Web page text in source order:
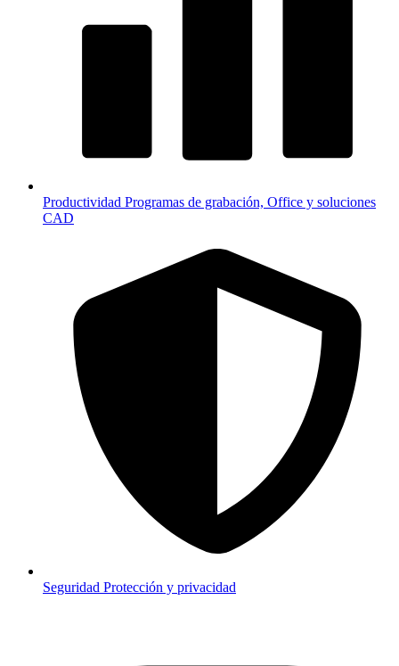
Productividad Programas de grabación, Office y soluciones
CAD
Seguridad Protección y privacidad